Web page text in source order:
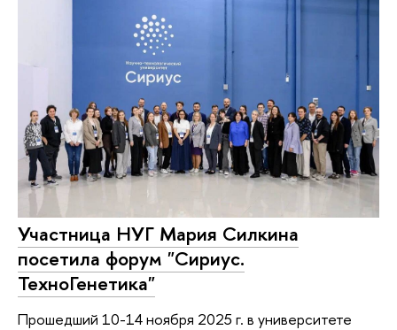
Участница НУГ Мария Силкина
посетила форум "Сириус.
ТехноГенетика"
Прошедший 10-14 ноября 2025 г. в университете